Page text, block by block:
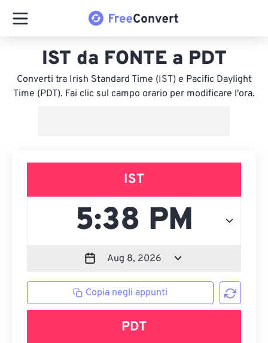
IST da FONTE a PDT
Converti tra Irish Standard Time (IST) e Pacific Daylight
Time (PDT). Fai clic sul campo orario per modificare l'ora.
IST
Copia negli appunti
PDT